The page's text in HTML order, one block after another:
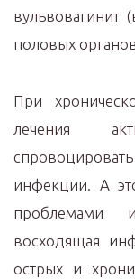
вульвовагинит
половых
При
лечения
инфекции. А
проблемами
восходящая
острых и